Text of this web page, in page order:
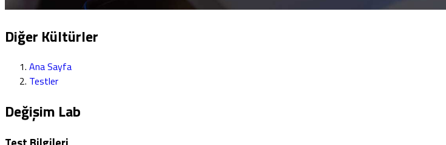
Diğer Kültürler
Ana Sayfa
Testler
Değişim Lab